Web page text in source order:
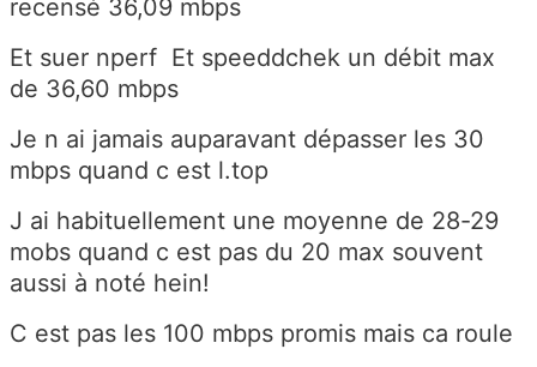
recensé 36,09 mbps
Et suer nperf Et speeddchek un débit max
de 36,60 mbps
Je n ai jamais auparavant dépasser les 30
mbps quand c est l.top
J ai habituellement une moyenne de 28-29
mobs quand c est pas du 20 max souvent
aussi à noté hein!
C est pas les 100 mbps promis mais ca roule